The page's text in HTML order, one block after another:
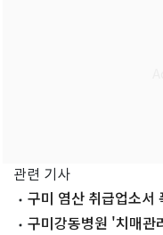
관련 기사
구미 염산 취급업소
숨져구미강동병원 '치매관